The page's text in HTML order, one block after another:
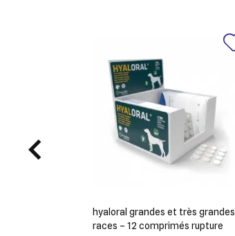
hyaloral grandes et très grandes
races – 12 comprimés rupture